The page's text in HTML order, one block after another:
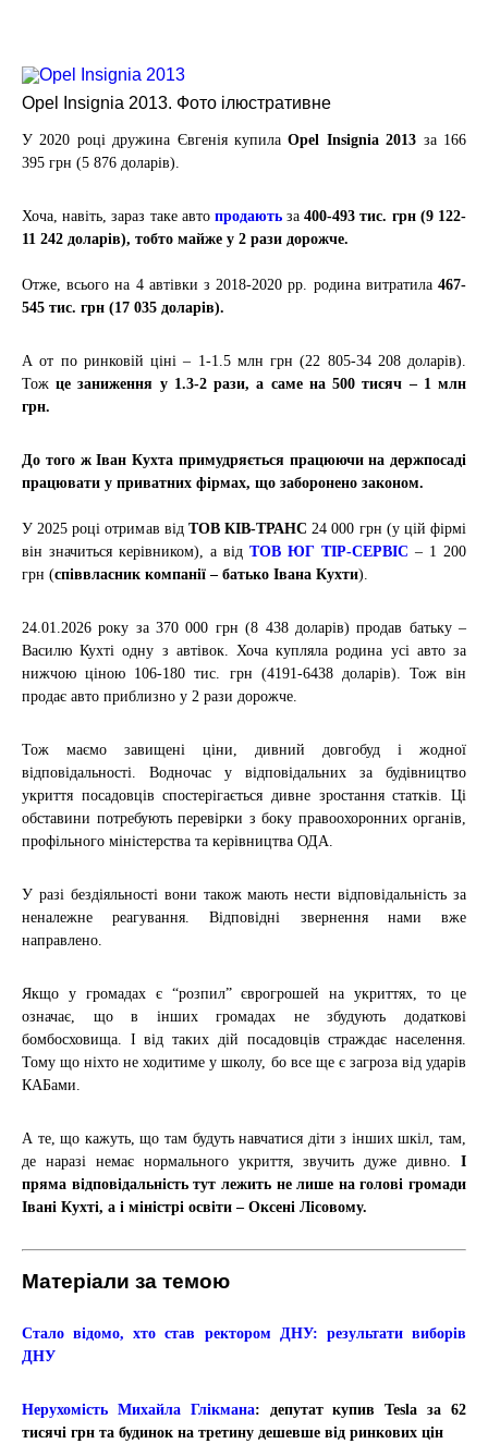
Opel Insignia 2013. Фото ілюстративне
У 2020 році дружина Євгенія купилаOpel Insignia 2013 за 166
395 грн (5 876 доларів).
Хоча, навіть, зараз таке автопродаютьза400-493 тис. грн (9 122-
11 242 доларів), тобто майже у 2 рази дорожче.
Отже, всього на 4 автівки з 2018-2020 рр. родина витратила 467-
545 тис. грн (17 035 доларів).
А от по ринковій ціні – 1-1.5 млн грн (22 805-34 208 доларів).
Тожце заниження у 1.3-2 рази, а саме на 500 тисяч – 1 млн
грн.
До того ж Іван Кухта примудряється працюючи на держпосаді
працювати у приватних фірмах, що заборонено законом.
У 2025 році отримав від ТОВ КІВ-ТРАНС 24 000 грн (у цій фірмі
він значиться керівником), а від ТОВ ЮГ ТІР-СЕРВІС – 1 200
грн (співвласник компанії – батько Івана Кухти).
24.01.2026 року за 370 000 грн (8 438 доларів) продав батьку –
Василю Кухті одну з автівок. Хоча купляла родина усі авто за
нижчою ціною 106-180 тис. грн (4191-6438 доларів). Тож він
продає авто приблизно у 2 рази дорожче.
Тож маємо завищені ціни, дивний довгобуд і жодної
відповідальності. Водночас у відповідальних за будівництво
укриття посадовців спостерігається дивне зростання статків. Ці
обставини потребують перевірки з боку правоохоронних органів,
профільного міністерства та керівництва ОДА.
У разі бездіяльності вони також мають нести відповідальність за
неналежне реагування. Відповідні звернення нами вже
направлено.
Якщо у громадах є “розпил” єврогрошей на укриттях, то це
означає, що в інших громадах не збудують додаткові
бомбосховища. І від таких дій посадовців страждає населення.
Тому що ніхто не ходитиме у школу, бо все ще є загроза від ударів
КАБами.
А те, що кажуть, що там будуть навчатися діти з інших шкіл, там,
де наразі немає нормального укриття, звучить дуже дивно. І
пряма відповідальність тут лежить не лише на голові громади
Івані Кухті, а і міністрі освіти – Оксені Лісовому.
Матеріали за темою
Стало відомо,хто став ректором ДНУ: результати виборів
ДНУ
Нерухомість Михайла Глікмана: депутат купив Tesla за 62
тисячі грн та будинок на третину дешевше від ринкових цін